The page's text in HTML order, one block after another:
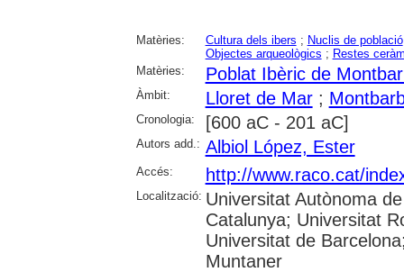
Matèries: Cultura dels ibers ; Nuclis de població
Objectes arqueològics ; Restes
Matèries:
Poblat Ibèric de
Àmbit: Lloret de Mar;
Cronologia: [600 aC - 201 aC]
Autors add.: Albiol López, Ester
Accés: http://www.raco.cat/
Localització: Universitat Autònoma
Catalunya; Universitat
Universitat de
Muntaner